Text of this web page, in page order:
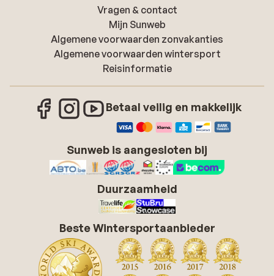
Vragen & contact
Mijn Sunweb
Algemene voorwaarden zonvakanties
Algemene voorwaarden wintersport
Reisinformatie
Betaal veilig en makkelijk
Sunweb is aangesloten bij
Duurzaamheid
Beste Wintersportaanbieder